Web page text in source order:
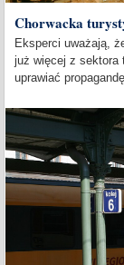
Chorwacka
Eksperci uważają,
już więcej z sektora
uprawiać